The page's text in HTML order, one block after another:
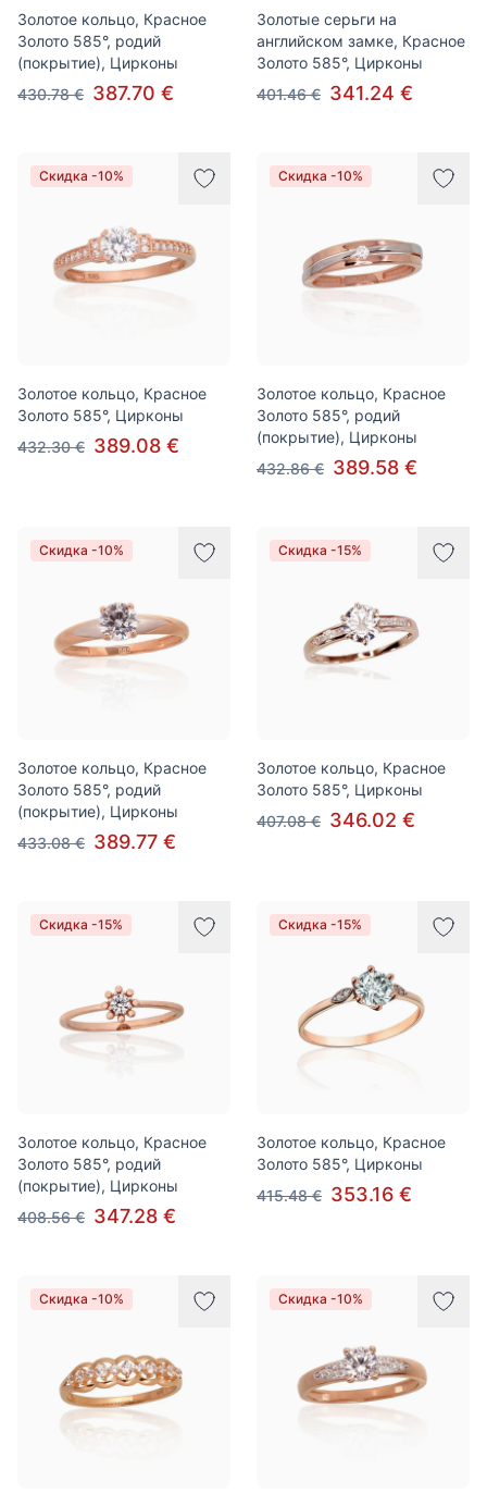
Золотое кольцо, Красное
Золото 585°, родий
(покрытие), Цирконы
430.78 € 387.70 €
Золотые серьги на
английском замке, Красное
Золото 585°, Цирконы
401.46 € 341.24 €
Скидка -10%
Золотое кольцо, Красное
Золото 585°, Цирконы
432.30 € 389.08 €
Скидка -10%
Золотое кольцо, Красное
Золото 585°, родий
(покрытие), Цирконы
432.86 € 389.58 €
Скидка -10%
Золотое кольцо, Красное
Золото 585°, родий
(покрытие), Цирконы
433.08 € 389.77 €
Скидка -15%
Золотое кольцо, Красное
Золото 585°, Цирконы
407.08 € 346.02 €
Скидка -15%
Золотое кольцо, Красное
Золото 585°, родий
(покрытие), Цирконы
408.56 € 347.28 €
Скидка -15%
Золотое кольцо, Красное
Золото 585°, Цирконы
415.48 € 353.16 €
Скидка -10% Скидка -10%